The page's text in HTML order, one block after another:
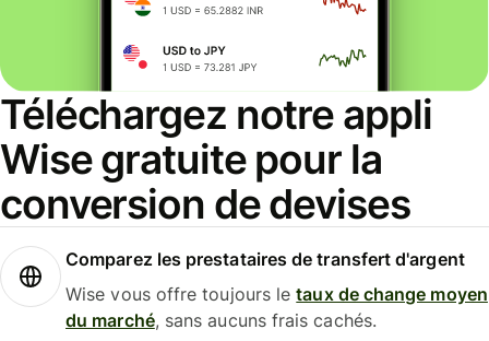
Téléchargez notre appli
Wise gratuite pour la
conversion de devises
Comparez les prestataires de transfert d'argent
Wise vous offre toujours letaux de change moyen
du marché, sans aucuns frais cachés.